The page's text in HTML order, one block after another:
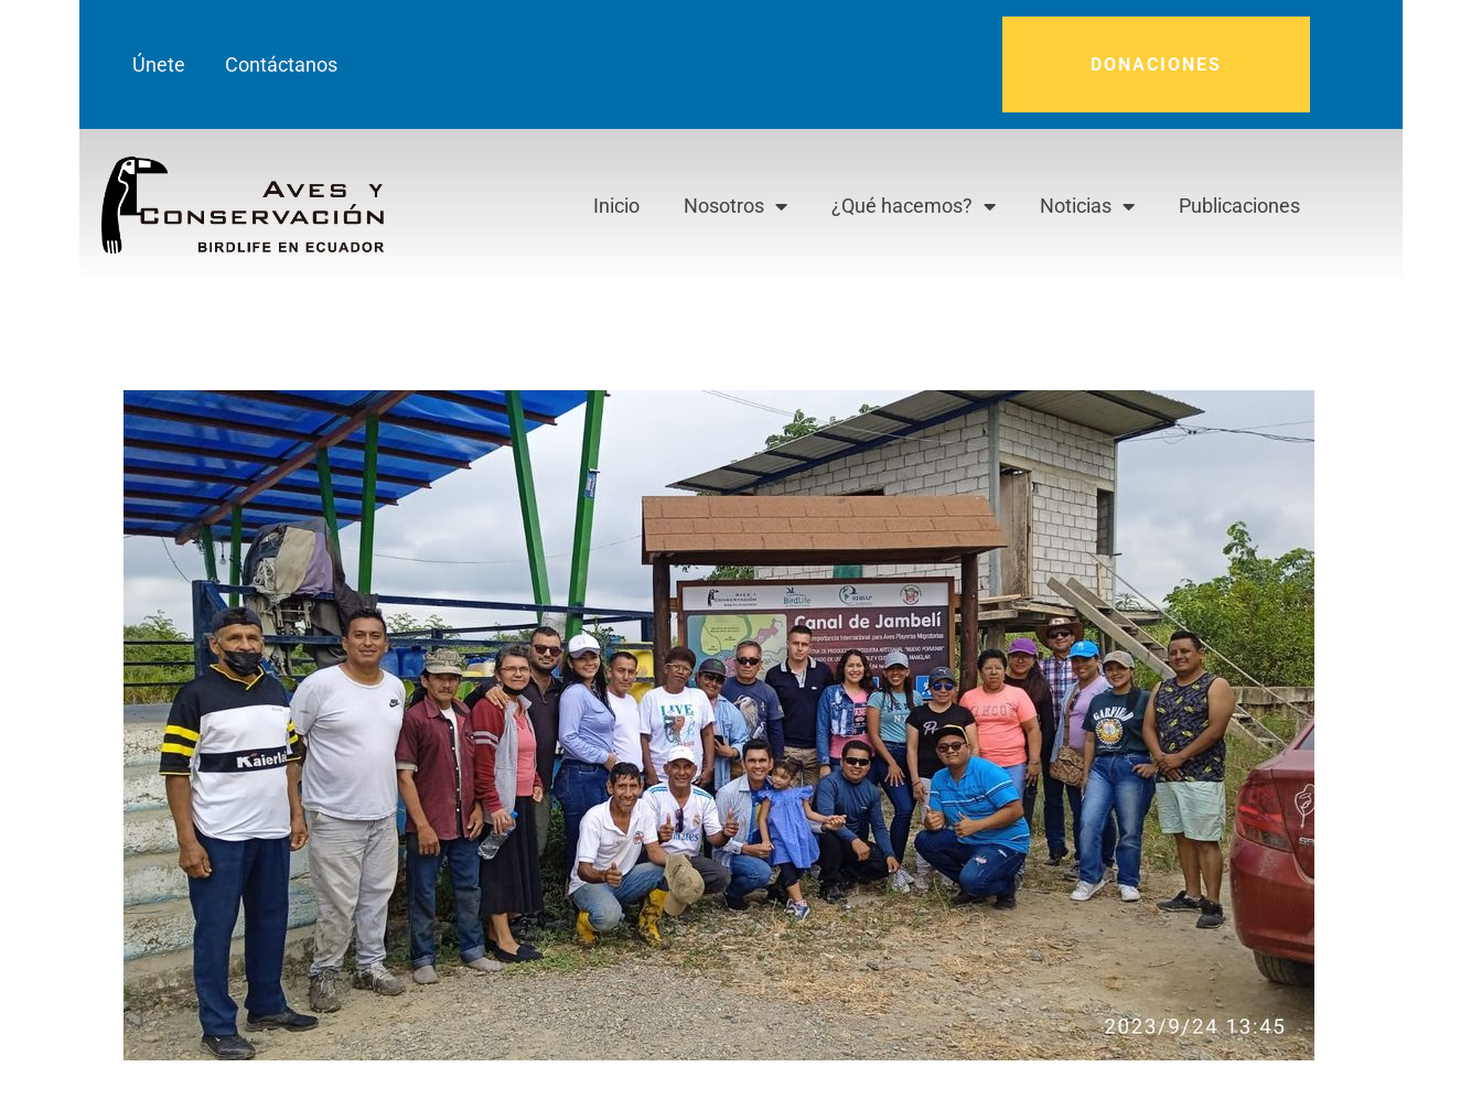
Únete Contáctanos DONACIONES
Inicio Nosotros ¿Qué hacemos? Noticias Publicaciones
Inicio
Nosotros
¿Qué Hacemos?
Noticias
Publicaciones